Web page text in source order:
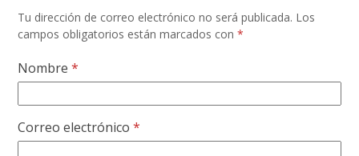
Tu dirección de correo electrónico no será publicada. Los
campos obligatorios están marcados con*
Nombre*
Correo electrónico*